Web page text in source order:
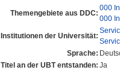
Themengebiete aus DDC:
000
000
Institutionen der Universität:
Sprache:
Titel an der UBT entstanden: Ja